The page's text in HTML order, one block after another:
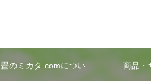
畳のミカタ.comについ 商品・